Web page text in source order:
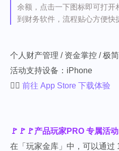
余额，点击一下图标即可打开
到财务软件，流程贴心方便快
个人财产管理 / 资金掌控 / 极
活动支持设备：iPhone
👉🏻 前往 App Store 下载体验
🚩🚩🚩产品玩家PRO 专属活
在「玩家金库」中，可以通过